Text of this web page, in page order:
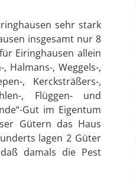
sehr stark
insgesamt nur 8
Eiringhausen allein
Halmans-, Weggels-,
, Kercksträßers-,
, Flüggen- und
Gut im Eigentum
Gütern das Haus
lagen 2 Güter
damals die Pest